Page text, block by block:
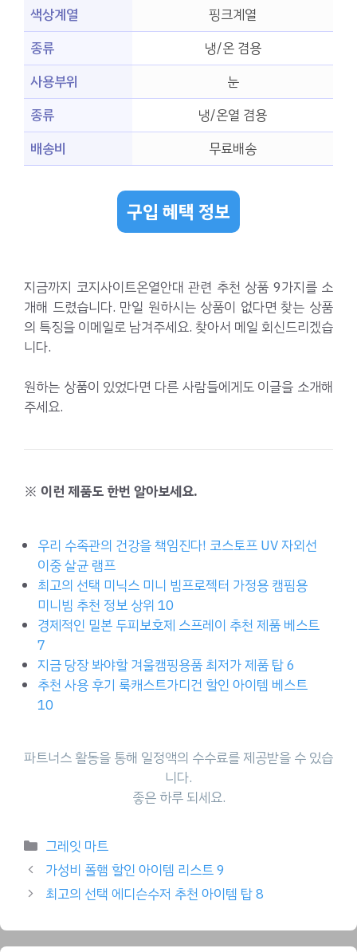
색상계열
핑크계열
종류
냉/온 겸용
사용부위
눈
종류
냉/온열 겸용
배송비
무료배송
구입 혜택 정보
지금까지 코지사이트온열안대 관련 추천 상품 9가지를 소
개해 드렸습니다. 만일 원하시는 상품이 없다면 찾는 상품
의 특징을 이메일로 남겨주세요. 찾아서 메일 회신드리겠습
니다.
원하는 상품이 있었다면 다른 사람들에게도 이글을 소개해
주세요.
※ 이런 제품도 한번 알아보세요.
우리 수족관의 건강을 책임진다! 코스토프 UV 자외선
이중 살균 램프
최고의 선택 미닉스 미니 빔프로젝터 가정용 캠핌용
미니빔 추천 정보 상위 10
경제적인 밀본 두피보호제 스프레이 추천 제품 베스트
7
지금 당장 봐야할 겨울캠핑용품 최저가 제품 탑 6
추천 사용 후기 룩캐스트가디건 할인 아이템 베스트
10
파트너스 활동을 통해 일정액의 수수료를 제공받을 수 있습
니다.
좋은 하루 되세요.
Categories
그레잇 마트
가성비 폴햄 할인 아이템 리스트 9
최고의 선택 에디슨수저 추천 아이템 탑 8